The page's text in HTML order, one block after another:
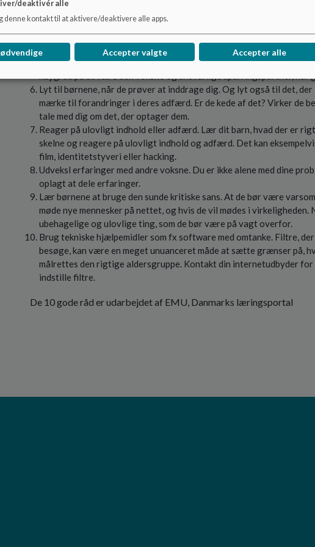
bunder i manglende viden om de nye medier.
Undgå forbud – sæt i stedet realistiske grænser. Hvis du selv
som alle kan leve med. Lav en mediepolitik for brug af mobil,
fællesskab med børnene.
Husk på, at nysgerrighed og grænsesøgning er naturlig, og at dit
høj grad på at være den voksne og ansvarlige sparringspartner, når
Lyt til børnene, når de prøver at inddrage dig. Og lyt også til det,
mærke til forandringer i deres adfærd. Er de kede af det? Virker de
tale med dig om det, der optager dem.
Reager på ulovligt indhold eller adfærd. Lær dit barn, hvad der er
skelne og reagere på ulovligt indhold og adfærd. Det kan
film, identitetstyveri eller hacking.
Udveksl erfaringer med andre voksne. Du er ikke alene med dine
oplagt at dele erfaringer.
Lær børnene at bruge den sunde kritiske sans. At de bør være
møde nye mennesker på nettet, og hvis de vil mødes i
ubehagelige og ulovlige ting, som de bør være på vagt overfor.
Brug tekniske hjælpemidler som fx software med omtanke. Filtre,
besøge, kan være en meget unuanceret måde at sætte grænser på,
målrettes den rigtige aldersgruppe. Kontakt din internetudbyder
indstille filtre.
De 10 gode råd er udarbejdet af EMU, Danmarks læringsportal
deaktivér alle
denne kontakt til at aktivere/deaktivere alle apps.
Accepter valgte Accepter alle